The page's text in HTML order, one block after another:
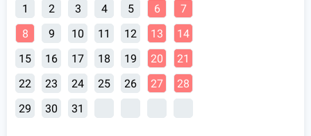
1
2 3 4 5 6
7
8
9 10 11 12 13
14
15
16 17 18 19 20
21
22
23 24 25 26 27
28
29
30 31